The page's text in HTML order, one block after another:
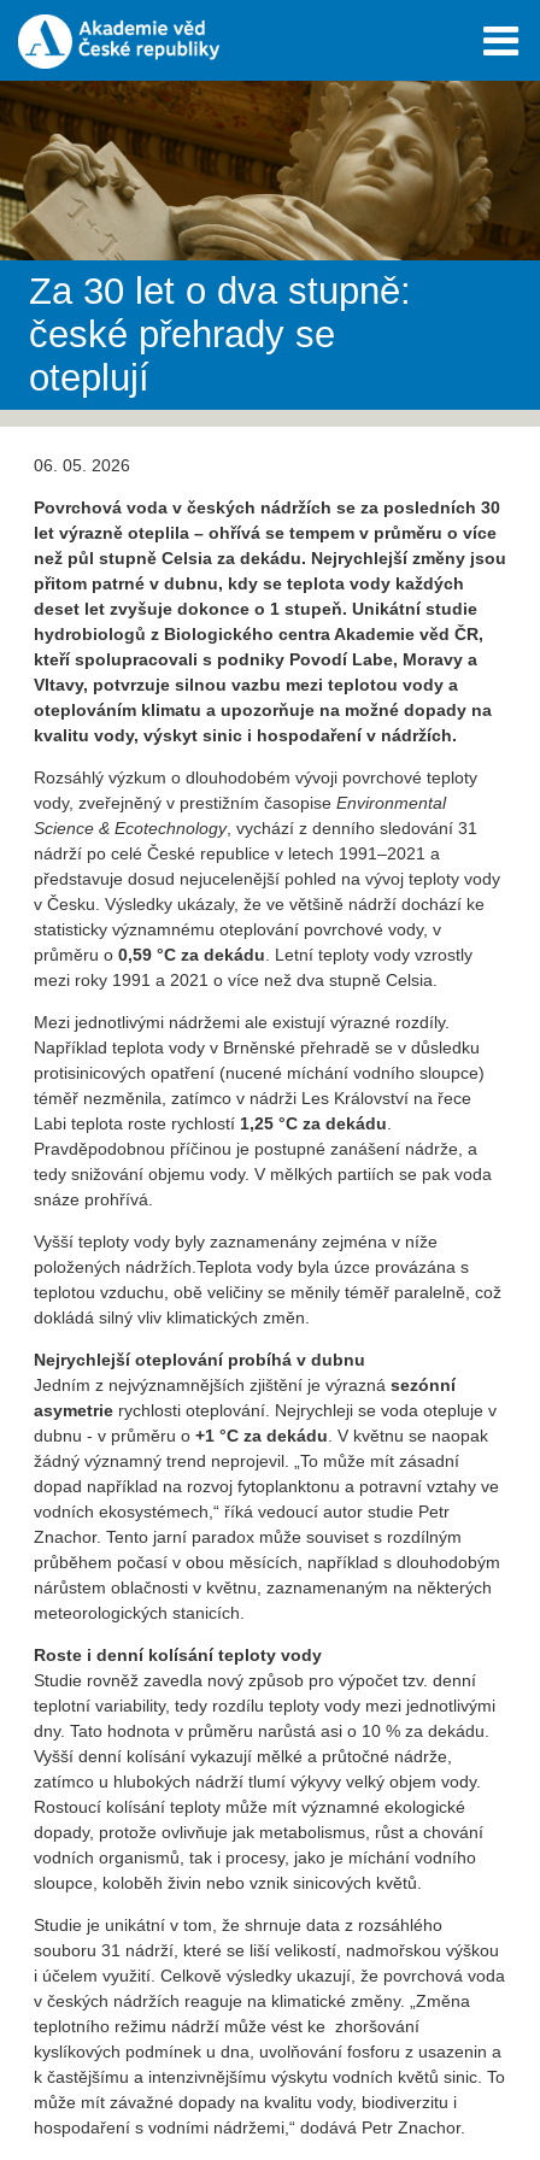
Za 30 let o dva stupně:
české přehrady se
oteplují
06. 05. 2026
Povrchová voda v českých nádržích se za posledních 30
let výrazně oteplila – ohřívá se tempem v průměru o více
než půl stupně Celsia za dekádu. Nejrychlejší změny jsou
přitom patrné v dubnu, kdy se teplota vody každých
deset let zvyšuje dokonce o 1 stupeň. Unikátní studie
hydrobiologů z Biologického centra Akademie věd ČR,
kteří spolupracovali s podniky Povodí Labe, Moravy a
Vltavy, potvrzuje silnou vazbu mezi teplotou vody a
oteplováním klimatu a upozorňuje na možné dopady na
kvalitu vody, výskyt sinic i hospodaření v nádržích.
Rozsáhlý výzkum o dlouhodobém vývoji povrchové teploty
vody, zveřejněný v prestižním časopise Environmental
Science & Ecotechnology, vychází z denního sledování 31
nádrží po celé České republice v letech 1991–2021 a
představuje dosud nejucelenější pohled na vývoj teploty vody
v Česku. Výsledky ukázaly, že ve většině nádrží dochází ke
statisticky významnému oteplování povrchové vody, v
průměru o 0,59 °C za dekádu. Letní teploty vody vzrostly
mezi roky 1991 a 2021 o více než dva stupně Celsia.
Mezi jednotlivými nádržemi ale existují výrazné rozdíly.
Například teplota vody v Brněnské přehradě se v důsledku
protisinicových opatření (nucené míchání vodního sloupce)
téměř nezměnila, zatímco v nádrži Les Království na řece
Labi teplota roste rychlostí 1,25 °C za dekádu.
Pravděpodobnou příčinou je postupné zanášení nádrže, a
tedy snižování objemu vody. V mělkých partiích se pak voda
snáze prohřívá.
Vyšší teploty vody byly zaznamenány zejména v níže
položených nádržích.Teplota vody byla úzce provázána s
teplotou vzduchu, obě veličiny se měnily téměř paralelně, což
dokládá silný vliv klimatických změn.
Nejrychlejší oteplování probíhá v dubnu
Jedním z nejvýznamnějších zjištění je výrazná sezónní
asymetrie rychlosti oteplování. Nejrychleji se voda otepluje v
dubnu - v průměru o +1 °C za dekádu. V květnu se naopak
žádný významný trend neprojevil. „To může mít zásadní
dopad například na rozvoj fytoplanktonu a potravní vztahy ve
vodních ekosystémech,“ říká vedoucí autor studie Petr
Znachor. Tento jarní paradox může souviset s rozdílným
průběhem počasí v obou měsících, například s dlouhodobým
nárůstem oblačnosti v květnu, zaznamenaným na některých
meteorologických stanicích.
Roste i denní kolísání teploty vody
Studie rovněž zavedla nový způsob pro výpočet tzv. denní
teplotní variability, tedy rozdílu teploty vody mezi jednotlivými
dny. Tato hodnota v průměru narůstá asi o 10 % za dekádu.
Vyšší denní kolísání vykazují mělké a průtočné nádrže,
zatímco u hlubokých nádrží tlumí výkyvy velký objem vody.
Rostoucí kolísání teploty může mít významné ekologické
dopady, protože ovlivňuje jak metabolismus, růst a chování
vodních organismů, tak i procesy, jako je míchání vodního
sloupce, koloběh živin nebo vznik sinicových květů.
Studie je unikátní v tom, že shrnuje data z rozsáhlého
souboru 31 nádrží, které se liší velikostí, nadmořskou výškou
i účelem využití. Celkově výsledky ukazují, že povrchová voda
v českých nádržích reaguje na klimatické změny. „Změna
teplotního režimu nádrží může vést ke zhoršování
kyslíkových podmínek u dna, uvolňování fosforu z usazenin a
k častějšímu a intenzivnějšímu výskytu vodních květů sinic. To
může mít závažné dopady na kvalitu vody, biodiverzitu i
hospodaření s vodními nádržemi,“ dodává Petr Znachor.